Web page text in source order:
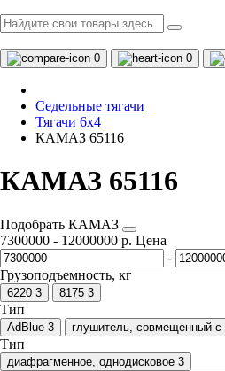
0 0
Седельные тягачи
Тягачи 6x4
КАМАЗ 65116
КАМАЗ 65116
Подобрать КАМАЗ
7300000 - 12000000 р. Цена
-
Грузоподъемность, кг
6220 3 8175 3
Тип
AdBlue 3 глушитель, совмещенный с
Тип
диафрагменное, однодисковое 3